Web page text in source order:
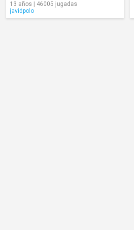
13 años | 46005 jugadas
javidpolo